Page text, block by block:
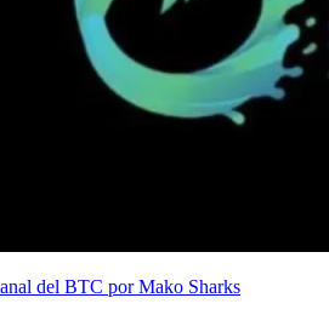
del BTC por Mako Sharks